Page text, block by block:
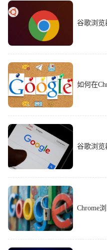
谷歌浏览
如何在
谷歌浏览
Chrome